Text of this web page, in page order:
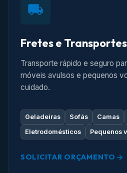
Fretes e Transportes
Transporte rápido e seguro
móveis avulsos e pequenos
cuidado.
Geladeiras Sofás Camas
Eletrodomésticos
Pequenos
SOLICITAR ORÇAMENTO